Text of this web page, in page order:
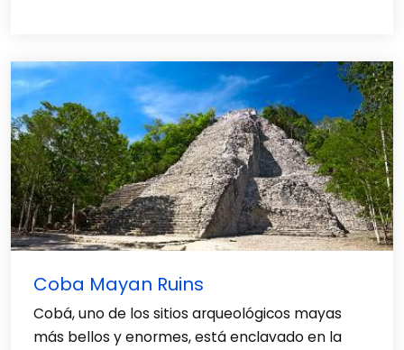
Coba Mayan Ruins
Cobá, uno de los sitios arqueológicos mayas
más bellos y enormes, está enclavado en la